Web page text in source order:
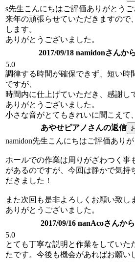
s先生こんにちはご評価ありがとうご
来年の頑張らせていただきますので
します。
ありがとうございました。
2017/09/18 namidonさんか
5.0
調律する時間が確保できず、短い時
ですが、
時間内に仕上げていただき、感謝し
ありがとうございました。
小さな音がとてもきれいに聞こえて
あやせピアノさんの返信
namidon先生こんにちはご評価ありが
ホールでの作業は周りがざわつく事
があるのですが、今回は静かで気持
だきました！
また次回も是非よろしくお願い致し
ありがとうございました。
2017/09/16 nanAcoさんか
5.0
とても丁寧な説明と作業をしていた
たです。今後も機会があればお願い